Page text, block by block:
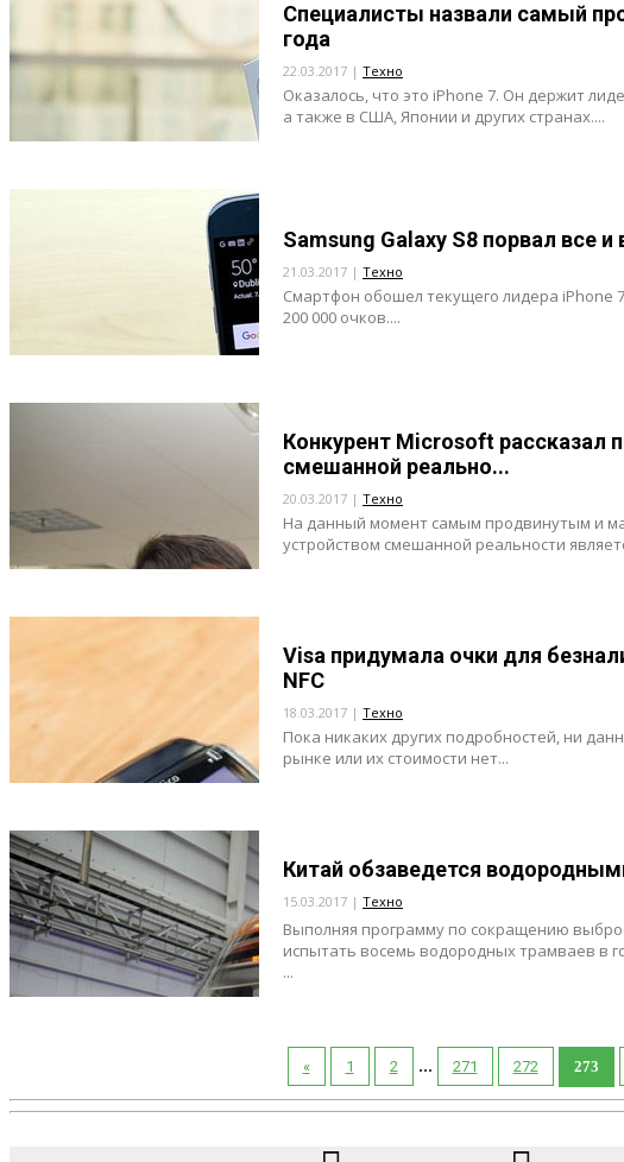
Специалисты назвали самый
года
22.03.2017 | Техно
Оказалось, что это iPhone 7. Он держит
а также в США, Японии и других странах....
Samsung Galaxy S8 порвал все
21.03.2017 | Техно
Смартфон обошел текущего лидера iPhone
200 000 очков....
Конкурент Microsoft рассказал
смешанной реально...
20.03.2017 | Техно
На данный момент самым продвинутым и
устройством смешанной реальности
Visa придумала очки для
NFC
18.03.2017 | Техно
Пока никаких других подробностей, ни
рынке или их стоимости нет...
Китай обзаведется
15.03.2017 | Техно
Выполняя программу по сокращению
испытать восемь водородных трамваев в
...
« 1 2 ... 271 272 273